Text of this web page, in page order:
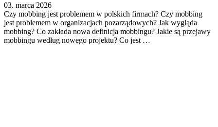
03. marca 2026
Czy mobbing jest problemem w polskich firmach? Czy mobbing
jest problemem w organizacjach pozarządowych? Jak wygląda
mobbing? Co zakłada nowa definicja mobbingu? Jakie są przejawy
mobbingu według nowego projektu? Co jest …